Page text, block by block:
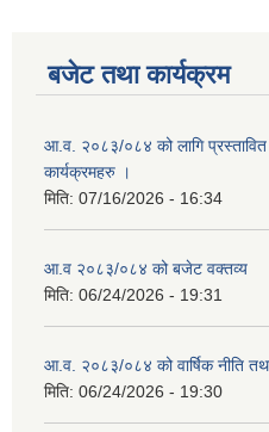
बजेट तथा कार्यक्रम
आ.व. २०८३/०८४ को लागि प्रस्तावित
कार्यक्रमहरु ।
मिति: 07/16/2026 - 16:34
आ.व २०८३/०८४ को बजेट वक्तव्य
मिति: 06/24/2026 - 19:31
आ.व. २०८३/०८४ को वार्षिक नीति
मिति: 06/24/2026 - 19:30